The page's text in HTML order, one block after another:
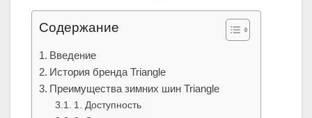
Содержание
Введение
История бренда Triangle
Преимущества зимних шин Triangle
1. Доступность